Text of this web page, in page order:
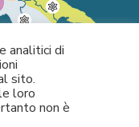
analitici di
sito.
loro
non è